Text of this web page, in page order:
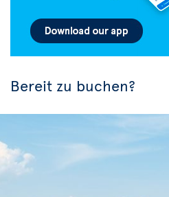
Bereit zu buchen?